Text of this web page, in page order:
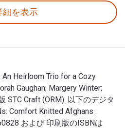
細を表示
Heirloom Trio for a Cozy
Gaughan; Margery Winter;
STC Craft (ORM). 以下のデジタ
Comfort Knitted Afghans :
および 印刷版のISBNは